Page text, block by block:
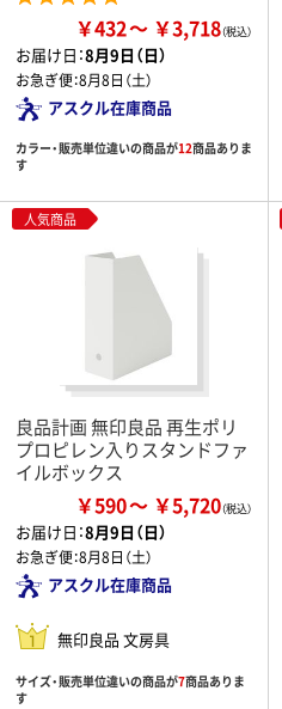
￥432 ￥3,718
お届け日：8月9日（日）
お急ぎ便：8月8日（土）
アスクル在庫商品
カラー・販売単位違いの商品が12商品ありま
す
人気商品
良品計画 無印良品 再生ポリ
プロピレン入りスタンドファ
イルボックス
￥590 ￥5,720
お届け日：8月9日（日）
お急ぎ便：8月8日（土）
アスクル在庫商品
無印良品 文房具
サイズ・販売単位違いの商品が7商品ありま
す